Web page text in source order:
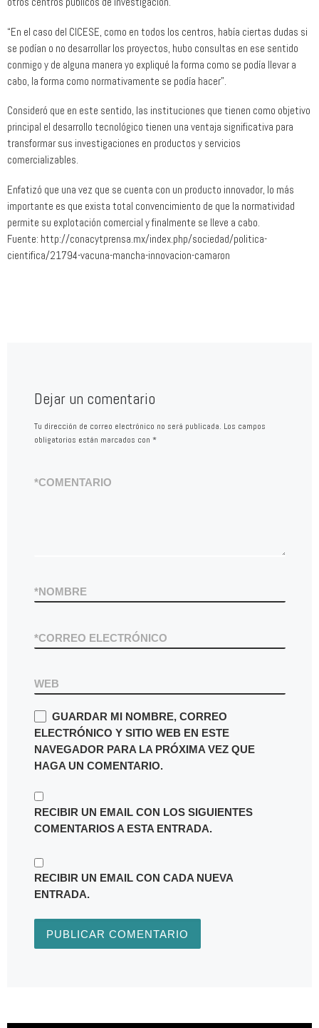
“En el caso del CICESE, como en todos los centros, había ciertas dudas si
se podían o no desarrollar los proyectos, hubo consultas en ese sentido
conmigo y de alguna manera yo expliqué la forma como se podía llevar a
cabo, la forma como normativamente se podía hacer”.
Consideró que en este sentido, las instituciones que tienen como objetivo
principal el desarrollo tecnológico tienen una ventaja significativa para
transformar sus investigaciones en productos y servicios
comercializables.
Enfatizó que una vez que se cuenta con un producto innovador, lo más
importante es que exista total convencimiento de que la normatividad
permite su explotación comercial y finalmente se lleve a cabo.
Fuente: http://conacytprensa.mx/index.php/sociedad/politica-
cientifica/21794-vacuna-mancha-innovacion-camaron
Dejar un comentario
Tu dirección de correo electrónico no será publicada. Los campos
obligatorios están marcados con *
COMENTARIO
*
NOMBRE
*
CORREO ELECTRÓNICO
*
WEB
GUARDAR MI NOMBRE, CORREO
ELECTRÓNICO Y SITIO WEB EN ESTE
NAVEGADOR PARA LA PRÓXIMA VEZ QUE
HAGA UN COMENTARIO.
RECIBIR UN EMAIL CON LOS SIGUIENTES
COMENTARIOS A ESTA ENTRADA.
RECIBIR UN EMAIL CON CADA NUEVA
ENTRADA.